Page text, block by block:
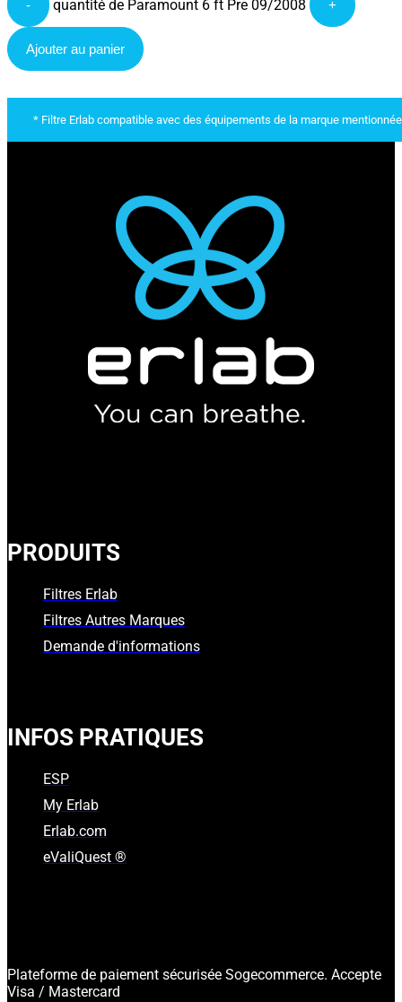
- quantité de Paramount 6 ft Pre 09/2008 +
Ajouter au panier
* Filtre Erlab compatible avec des équipements de la marque
PRODUITS
Filtres Erlab
Filtres Autres Marques
Demande d'informations
INFOS PRATIQUES
ESP
My Erlab
Erlab.com
eValiQuest ®
Plateforme de paiement sécurisée Sogecommerce. Accepte
Visa / Mastercard